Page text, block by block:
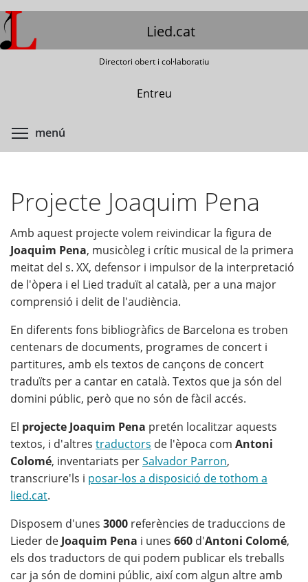
Vés
al
contingut
Lied.cat
Directori obert i col·laboratiu
Entreu
menú
Projecte Joaquim Pena
Amb aquest projecte volem reivindicar la figura de
Joaquim Pena, musicòleg i crític musical de la primera
meitat del s. XX, defensor i impulsor de la interpretació
de l'òpera i el Lied traduït al català, per a una major
comprensió i delit de l'audiència.
En diferents fons bibliogràfics de Barcelona es troben
centenars de documents, programes de concert i
partitures, amb els textos de cançons de concert
traduïts per a cantar en català. Textos que ja són del
domini públic, però que no són de fàcil accés.
El projecte Joaquim Pena pretén localitzar aquests
textos, i d'altres traductors de l'època com Antoni
Colomé, inventariats perSalvador Parron,
transcriure'ls i posar-los a disposició de tothom a
lied.cat.
Disposem d'unes 3000 referències de traduccions de
Lieder de Joaquim Pena i unes 660 d'Antoni Colomé,
els dos traductors de qui podem publicar els treballs
car ja són de domini públic, així com algun altre amb